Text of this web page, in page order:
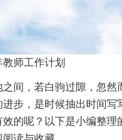
师工作计划
之间，若白驹过隙，忽然
进步，是时候抽出时间写
效的呢？以下是小编整理